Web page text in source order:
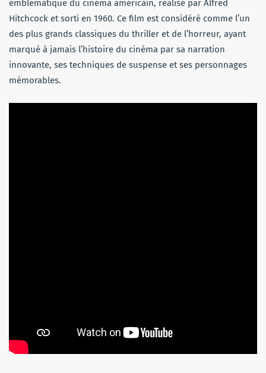
emblématique du cinéma américain, réalisé par Alfred
Hitchcock et sorti en 1960. Ce film est considéré comme l’un
des plus grands classiques du thriller et de l’horreur, ayant
marqué à jamais l’histoire du cinéma par sa narration
innovante, ses techniques de suspense et ses personnages
mémorables.